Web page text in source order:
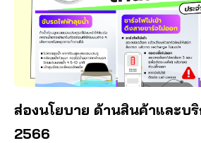
ส่องนโยบาย ด้านสินค้าและบ
2566